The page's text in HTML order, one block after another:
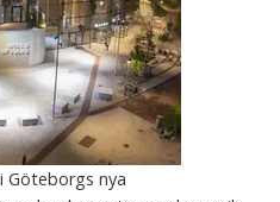
Göteborgs nya